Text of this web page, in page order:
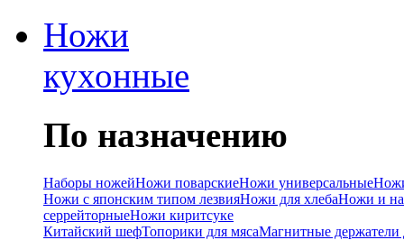
Ножи
кухонные
По назначению
Наборы ножейНожи поварскиеНожи универсальные
Ножи с японским типом лезвияНожи для хлебаНожи и
серрейторныеНожи киритсуке
Китайский шефТопорики для мясаМагнитные держатели